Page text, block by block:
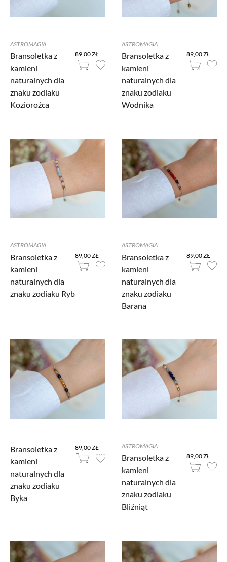
ASTROMAGIA
Bransoletka z
kamieni
naturalnych dla
znaku zodiaku
Koziorożca
89,00 ZŁ
ASTROMAGIA
Bransoletka z
kamieni
naturalnych dla
znaku zodiaku
Wodnika
89,00 ZŁ
ASTROMAGIA
Bransoletka z
kamieni
naturalnych dla
znaku zodiaku Ryb
89,00 ZŁ
ASTROMAGIA
Bransoletka z
kamieni
naturalnych dla
znaku zodiaku
Barana
89,00 ZŁ
Bransoletka z
kamieni
naturalnych dla
znaku zodiaku
Byka
89,00 ZŁ ASTROMAGIA
Bransoletka z
kamieni
naturalnych dla
znaku zodiaku
Bliźniąt
89,00 ZŁ